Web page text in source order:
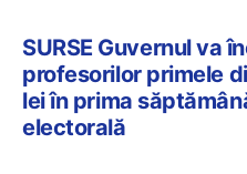
SURSE Guvernul va
profesorilor primele
lei în prima
electorală